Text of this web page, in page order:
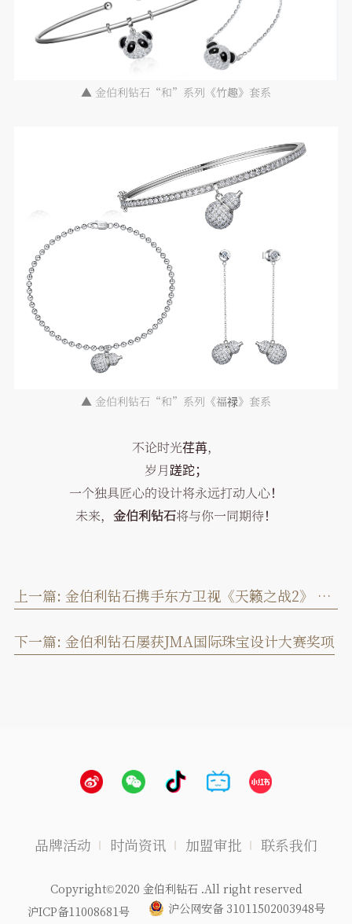
▲ 金伯利钻石“和”系列《竹趣》套系
▲ 金伯利钻石“和”系列《福禄》套系
不论时光荏苒，
岁月蹉跎；
一个独具匠心的设计将永远打动人心！
未来， 金伯利钻石将与你一同期待！
上一篇: 金伯利钻石携手东方卫视《天籁之战2》 见证天籁王者冠军“风范”
下一篇: 金伯利钻石屡获JMA国际珠宝设计大赛奖项
品牌活动 时尚资讯 加盟审批 联系我们
Copyright©2020 金伯利钻石 .All right reserved
沪ICP备11008681号
沪公网安备 31011502003948号